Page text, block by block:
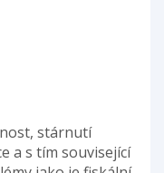
stárnutí
a s tím související